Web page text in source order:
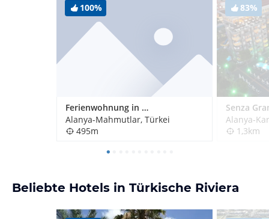
100%
Ferienwohnung in Mahmutlar / Türkei Zentral
Alanya-Mahmutlar, Türkei
495m
83%
Alanya-
1,3km
Beliebte Hotels in Türkische Riviera